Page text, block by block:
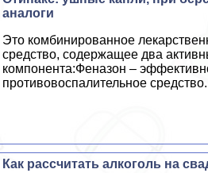
аналоги
Это комбинированное
средство, содержащее два
компонента:Феназон –
противовоспалительное
Как рассчитать алкоголь на